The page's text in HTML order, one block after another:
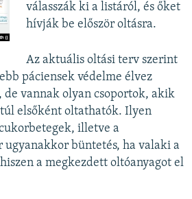
válasszák ki a listáról, és őket
hívják be először oltásra.
Az aktuális oltási terv szerint
páciensek védelme élvez
de vannak olyan csoportok, akik
elsőként oltathatók. Ilyen
illetve a
ugyanakkor büntetés, ha valaki a
a megkezdett oltóanyagot el